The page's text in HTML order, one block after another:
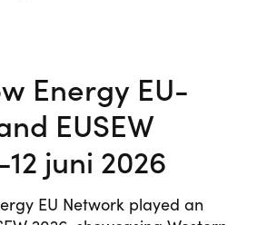
Energy EU-
EUSEW
juni 2026
EU Network played an